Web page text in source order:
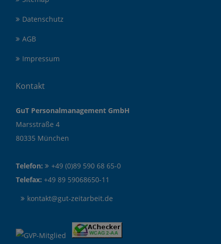
Datenschutz
AGB
Impressum
Kontakt
GuT Personalmanagement GmbH
Marsstraße 4
80335 München
Telefon:
+49 (0)89 590 68 65-0
Telefax: +49 89 59068650-11
kontakt@gut-zeitarbeit.de